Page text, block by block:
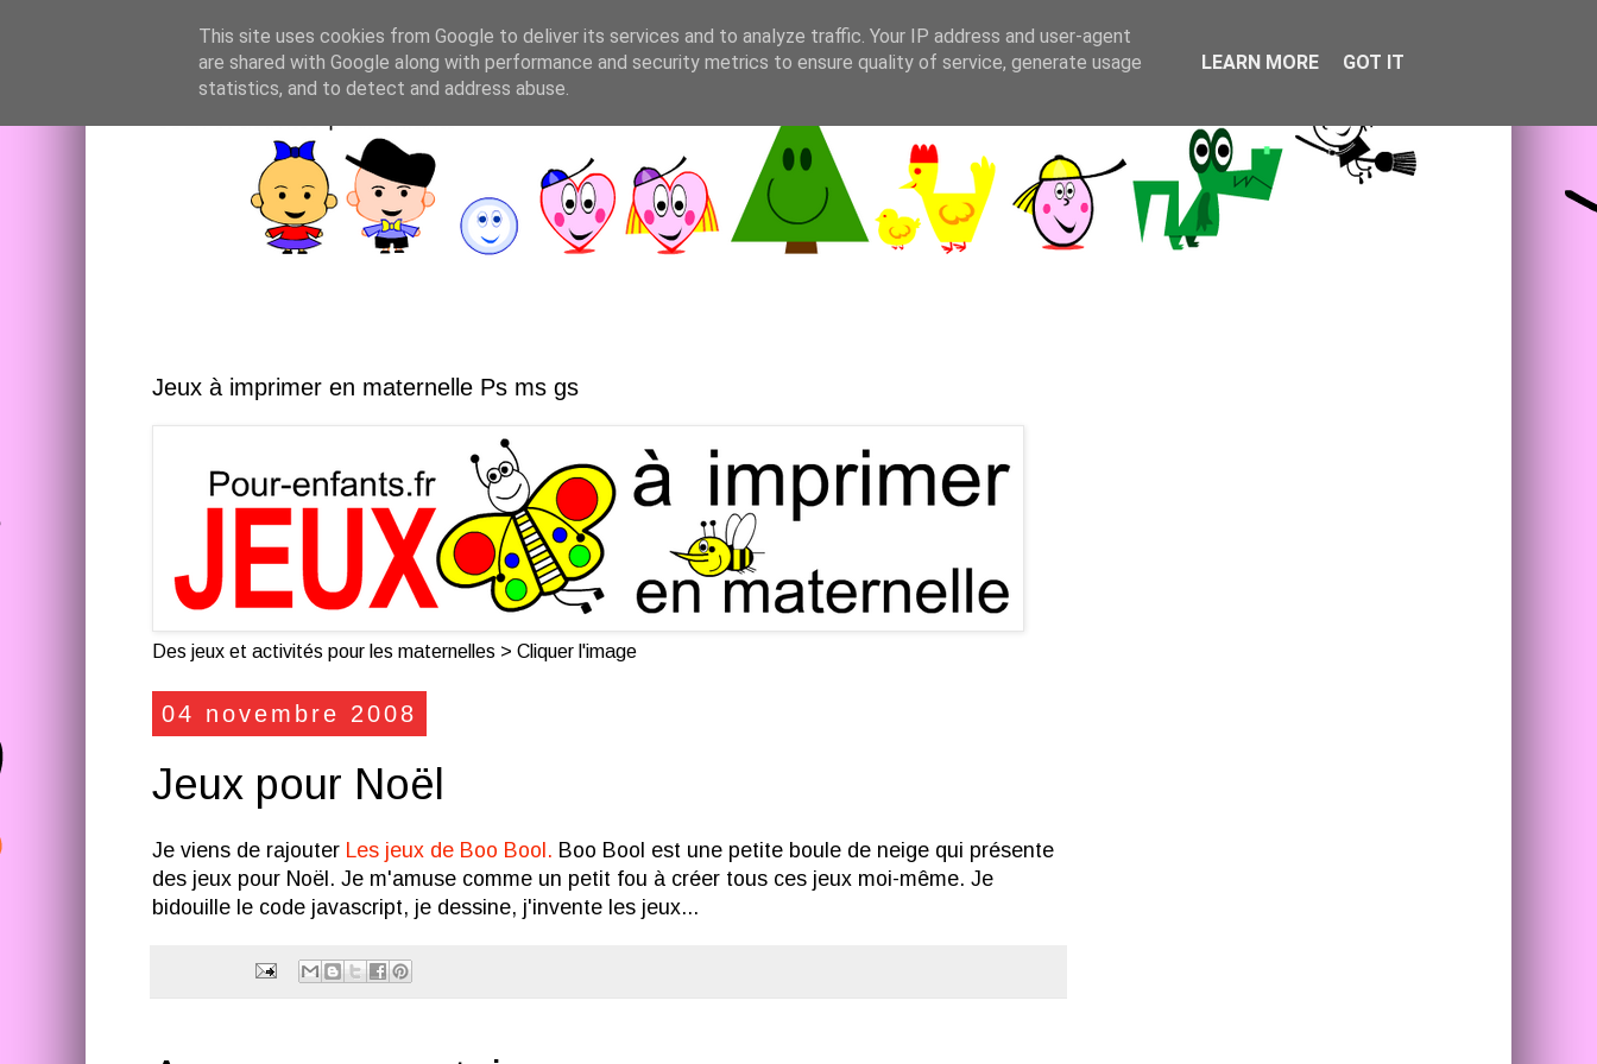
Jeux à imprimer en maternelle Ps ms gs
Des jeux et activités pour les maternelles > Cliquer l'image
04 novembre 2008
Jeux pour Noël
Je viens de rajouter Les jeux de Boo Bool. Boo Bool est une petite boule de neige qui présente
des jeux pour Noël. Je m'amuse comme un petit fou à créer tous ces jeux moi-même. Je
bidouille le code javascript, je dessine, j'invente les jeux...
This site uses cookies from Google to deliver its services and to analyze traffic. Your IP address and user-agent
are shared with Google along with performance and security metrics to ensure quality of service, generate usage
statistics, and to detect and address abuse.
LEARN MORE GOT IT